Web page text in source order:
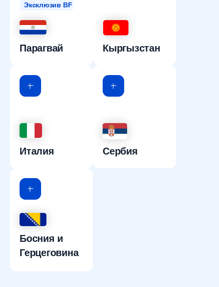
Эксклюзив BF
Парагвай Кыргызстан
Италия Сербия
Босния и
Герцеговина